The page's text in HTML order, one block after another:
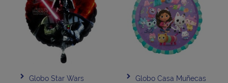
Globo Star Wars
Globo Casa Muñecas